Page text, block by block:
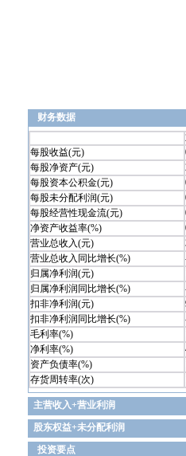
财务数据
每股收益(元)
每股净资产(元)
每股资本公积金(元)
每股未分配利润(元)
每股经营性现金流(元)
净资产收益率(%)
营业总收入(元)
营业总收入同比增长(%)
归属净利润(元)
归属净利润同比增长(%)
扣非净利润(元)
扣非净利润同比增长(%)
毛利率(%)
净利率(%)
资产负债率(%)
存货周转率(次)
主营收入+营业利润
股东权益+未分配利润
投资要点